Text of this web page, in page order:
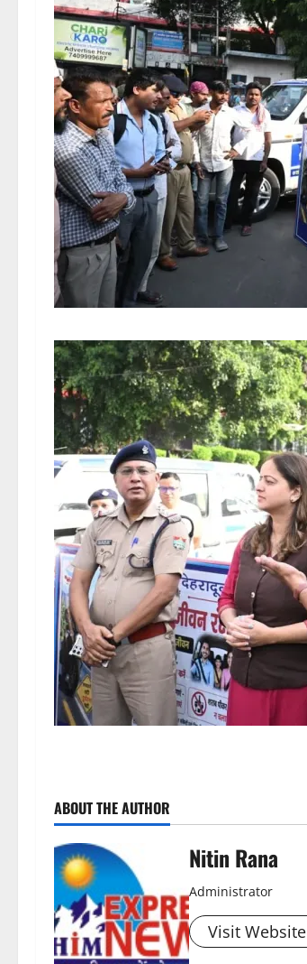
o
s
t
n
ABOUT THE AUTHOR
Nitin Rana
Administrator
Visit Website